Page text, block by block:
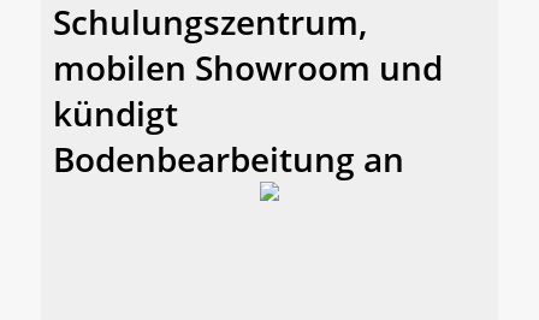
Schulungszentrum,
mobilen Showroom und
kündigt
Bodenbearbeitung an